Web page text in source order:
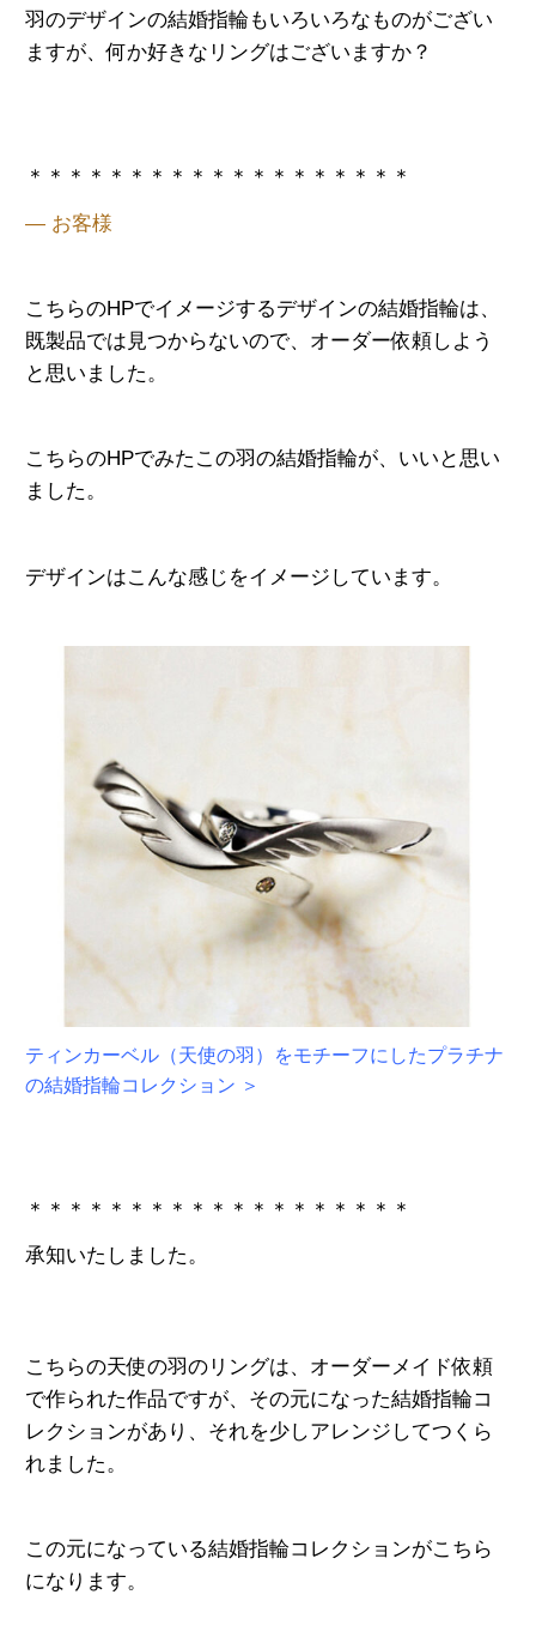
羽のデザインの結婚指輪もいろいろなものがござい
ますが、何か好きなリングはございますか？
＊＊＊＊＊＊＊＊＊＊＊＊＊＊＊＊＊＊＊
— お客様
こちらのHPでイメージするデザインの結婚指輪は、
既製品では見つからないので、オーダー依頼しよう
と思いました。
こちらのHPでみたこの羽の結婚指輪が、いいと思い
ました。
デザインはこんな感じをイメージしています。
ティンカーベル（天使の羽）をモチーフにしたプラチナ
の結婚指輪コレクション ＞
＊＊＊＊＊＊＊＊＊＊＊＊＊＊＊＊＊＊＊
承知いたしました。
こちらの天使の羽のリングは、オーダーメイド依頼
で作られた作品ですが、その元になった結婚指輪コ
レクションがあり、それを少しアレンジしてつくら
れました。
この元になっている結婚指輪コレクションがこちら
になります。